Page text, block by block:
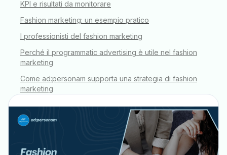
KPI e risultati da monitorare
Fashion marketing: un esempio pratico
I professionisti del fashion marketing
Perché il programmatic advertising è utile nel fashion
marketing
Come ad:personam supporta una strategia di fashion
marketing